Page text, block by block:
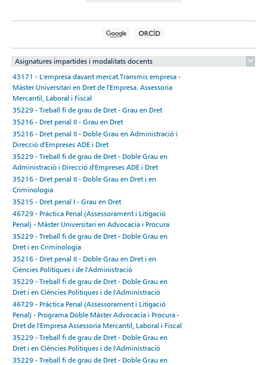
Asignatures impartides i modalitats docents
43171 - L'empresa davant mercat.Transmis empresa -
Màster Universitari en Dret de l'Empresa. Assessoria
Mercantil, Laboral i Fiscal
35229 - Treball fi de grau de Dret - Grau en Dret
35216 - Dret penal II - Grau en Dret
35216 - Dret penal II - Doble Grau en Administració i
Direcció d'Empreses ADE i Dret
35229 - Treball fi de grau de Dret - Doble Grau en
Administració i Direcció d'Empreses ADE i Dret
35216 - Dret penal II - Doble Grau en Dret i en
Criminologia
35215 - Dret penal I - Grau en Dret
46729 - Pràctica Penal (Assessorament i Litigació
Penal) - Màster Universitari en Advocacia i Procura
35229 - Treball fi de grau de Dret - Doble Grau en
Dret i en Criminologia
35216 - Dret penal II - Doble Grau en Dret i en
Ciències Polítiques i de l'Administració
35229 - Treball fi de grau de Dret - Doble Grau en
Dret i en Ciències Polítiques i de l'Administració
46729 - Pràctica Penal (Assessorament i Litigació
Penal) - Programa Doble Màster Advocacia i Procura -
Dret de l'Empresa Assessoria Mercantil, Laboral i Fiscal
35229 - Treball fi de grau de Dret - Doble Grau en
Dret i en Ciències Polítiques i de l'Administració
35229 - Treball fi de grau de Dret - Doble Grau en